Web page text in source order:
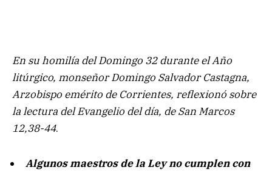
En su homilía del Domingo 32 durante el Año
litúrgico, monseñor Domingo Salvador Castagna,
Arzobispo emérito de Corrientes, reflexionó sobre
la lectura del Evangelio del día, de San Marcos
12,38-44.
Algunos maestros de la Ley no cumplen con